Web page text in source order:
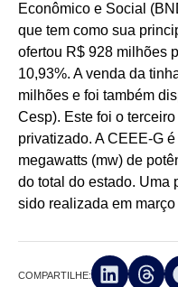
Econômico e Social
que tem como sua
ofertou R$ 928 milhões
10,93%. A venda da
milhões e foi também
Cesp). Este foi o
privatizado. A CEEE-G
megawatts (mw) de
do total do estado. Uma
sido realizada em
COMPARTILHE: